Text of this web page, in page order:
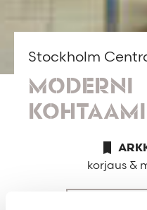
Stockholm
MODERNI
korjaus &